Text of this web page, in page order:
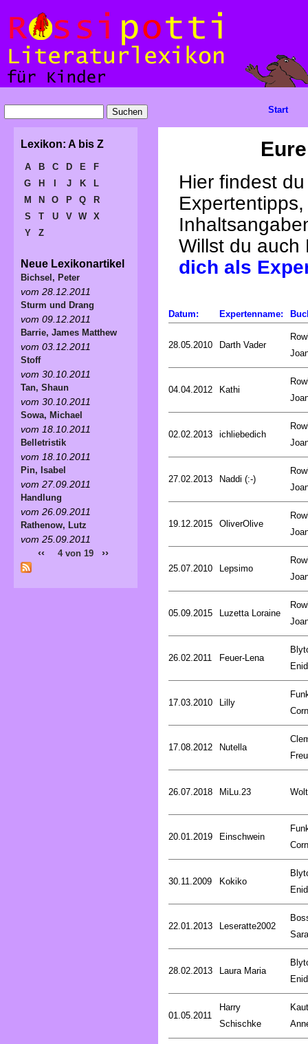
Hier findest
Willst du
dich als
Datum: Expertenname:
28.05.2010 Darth Vader
04.04.2012 Kathi
02.02.2013 ichliebedich
27.02.2013 Naddi (:-)
19.12.2015 OliverOlive
25.07.2010 Lepsimo
05.09.2015 Luzetta Loraine
26.02.2011 Feuer-Lena
Enid
17.03.2010 Lilly
17.08.2012 Nutella
26.07.2018 MiLu.23
20.01.2019 Einschwein
30.11.2009 Kokiko
Enid
22.01.2013 Leseratte2002
28.02.2013 Laura Maria
Enid
01.05.2011
Harry
Schischke
Start
Lexikon: A bis Z
A B C D E
F
G
H J K
L
M
N O P Q
R
S
T U V W
X
Y
Z
Neue Lexikonartikel
Bichsel, Peter
vom 28.12.2011
Sturm und Drang
vom 09.12.2011
Barrie, James Matthew
vom 03.12.2011
Stoff
vom 30.10.2011
Tan, Shaun
vom 30.10.2011
Sowa, Michael
vom 18.10.2011
Belletristik
vom 18.10.2011
Pin, Isabel
vom 27.09.2011
Handlung
vom 26.09.2011
Rathenow, Lutz
vom 25.09.2011
‹‹ 4 von 19 ››